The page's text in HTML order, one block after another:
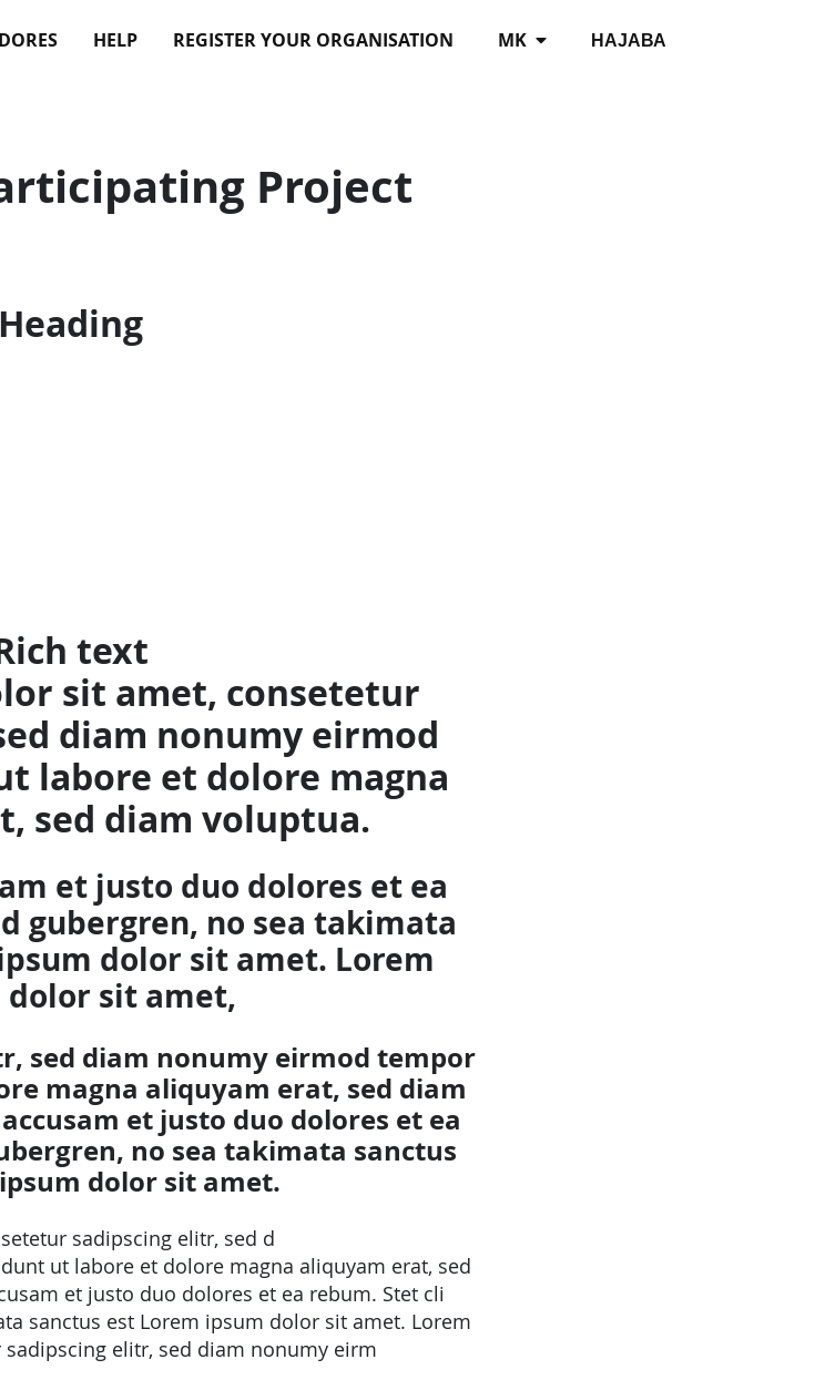
НАЈАВА
MK
HELP REGISTER YOUR ORGANISATION
Project
Heading
text
sit amet, consetetur
diam nonumy eirmod
labore et dolore magna
sed diam voluptua.
et justo duo dolores et ea
gubergren, no sea takimata
dolor sit amet. Lorem
dolor sit amet,
sed diam nonumy eirmod tempor
magna aliquyam erat, sed diam
et justo duo dolores et ea
no sea takimata sanctus
dolor sit amet.
sadipscing elitr, sed d
ut labore et dolore magna aliquyam erat, sed
et justo duo dolores et ea rebum. Stet cli
sanctus est Lorem ipsum dolor sit amet. Lorem
elitr, sed diam nonumy eirm